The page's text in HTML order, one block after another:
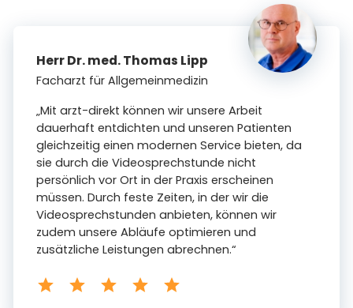
Herr Dr. med. Thomas Lipp
Facharzt für Allgemeinmedizin
„Mit arzt-direkt können wir unsere Arbeit
dauerhaft entdichten und unseren Patienten
gleichzeitig einen modernen Service bieten, da
sie durch die Videosprechstunde nicht
persönlich vor Ort in der Praxis erscheinen
müssen. Durch feste Zeiten, in der wir die
Videosprechstunden anbieten, können wir
zudem unsere Abläufe optimieren und
zusätzliche Leistungen abrechnen.“